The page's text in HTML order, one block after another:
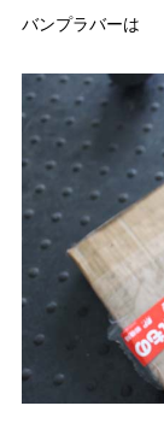
バンプラバーは